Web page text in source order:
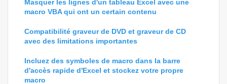
Masquer les lignes d'un tableau Excel avec une
macro VBA qui ont un certain contenu
Compatibilité graveur de DVD et graveur de CD
avec des limitations importantes
Incluez des symboles de macro dans la barre
d'accès rapide d'Excel et stockez votre propre
macro